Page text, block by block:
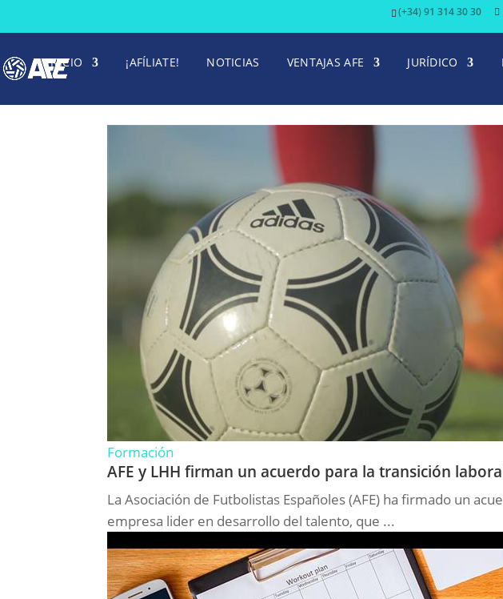
(+34) 91 314 30 30
INICIO ¡AFÍLIATE! NOTICIAS VENTAJAS AFE JURÍDICO
Formación
AFE y LHH firman un acuerdo para la transición
La Asociación de Futbolistas Españoles (AFE) ha firmado un
empresa lider en desarrollo del talento, que ...